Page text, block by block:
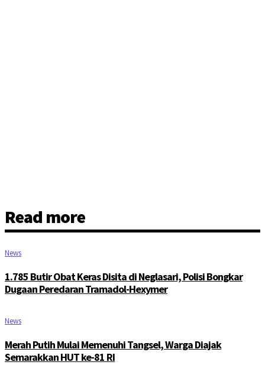
Read more
News
1.785 Butir Obat Keras Disita di Neglasari, Polisi Bongkar
Dugaan Peredaran Tramadol-Hexymer
News
Merah Putih Mulai Memenuhi Tangsel, Warga Diajak
Semarakkan HUT ke-81 RI